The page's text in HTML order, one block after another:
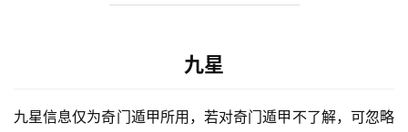
九星
九星信息仅为奇门遁甲所用，若对奇门遁甲不了解，可忽略